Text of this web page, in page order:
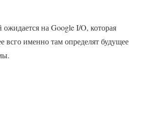
на Google I/O, которая
всго именно там определят будущее